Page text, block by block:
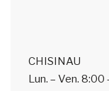
CHISINAU
Lun. – Ven. 8:00